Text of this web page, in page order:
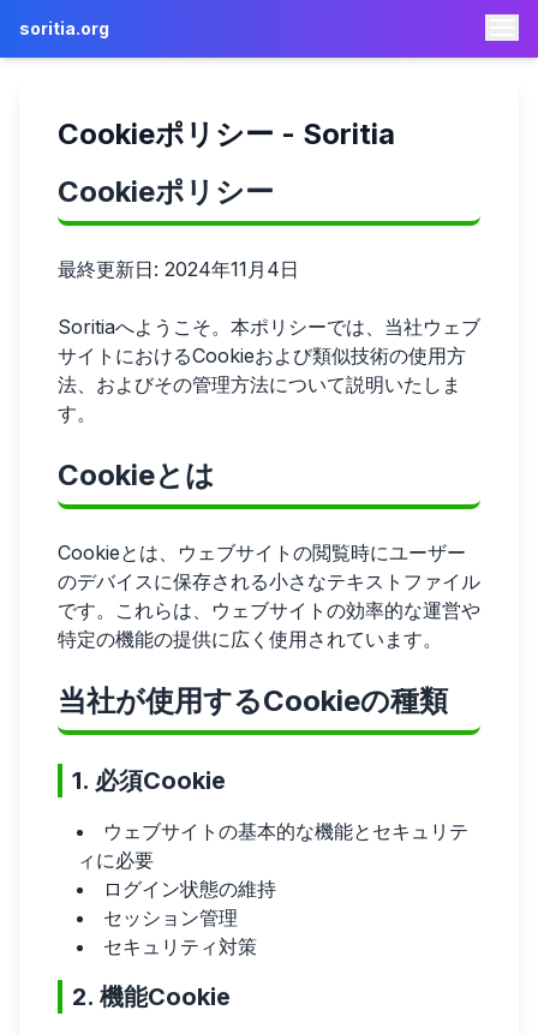
soritia.org
🇯🇵 日本語
Cookieポリシー - Soritia
Cookieポリシー
最終更新日: 2024年11月4日
Soritiaへようこそ。本ポリシーでは、当社ウェブ
サイトにおけるCookieおよび類似技術の使用方
法、およびその管理方法について説明いたしま
す。
Cookieとは
Cookieとは、ウェブサイトの閲覧時にユーザー
のデバイスに保存される小さなテキストファイル
です。これらは、ウェブサイトの効率的な運営や
特定の機能の提供に広く使用されています。
当社が使用するCookieの種類
1. 必須Cookie
ウェブサイトの基本的な機能とセキュリテ
ィに必要
ログイン状態の維持
セッション管理
セキュリティ対策
2. 機能Cookie